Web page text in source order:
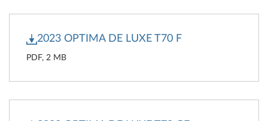
2023 OPTIMA DE LUXE T70 F
PDF, 2 MB